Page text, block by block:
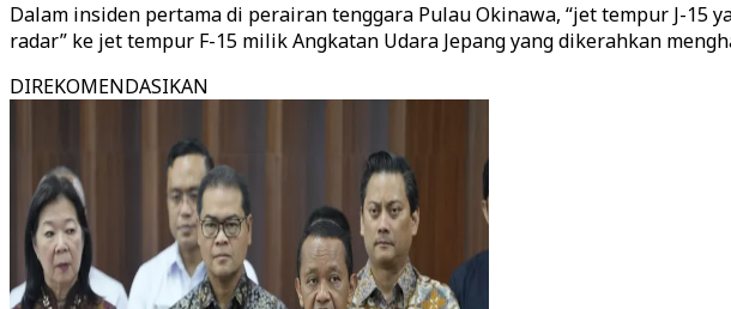
Dalam insiden pertama di perairan tenggara Pulau Okinawa, “jet tempur J-15
radar” ke jet tempur F-15 milik Angkatan Udara Jepang yang dikerahkan
DIREKOMENDASIKAN